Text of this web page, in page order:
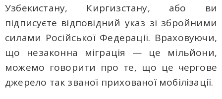
Узбекистану, Киргизстану, або ви
підписуєте відповідний указ зі збройними
силами Російської Федерації. Враховуючи,
що незаконна міграція — це мільйони,
можемо говорити про те, що це чергове
джерело так званої прихованої мобілізації.